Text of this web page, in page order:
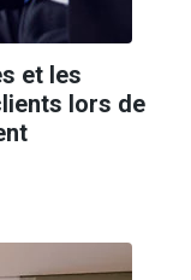
et les
lors de